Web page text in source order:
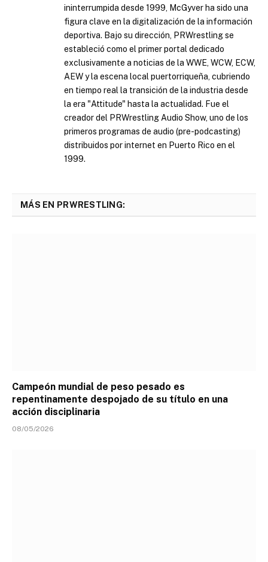
ininterrumpida desde 1999, McGyver ha sido una
figura clave en la digitalización de la información
deportiva. Bajo su dirección, PRWrestling se
estableció como el primer portal dedicado
exclusivamente a noticias de la WWE, WCW, ECW,
AEW y la escena local puertorriqueña, cubriendo
en tiempo real la transición de la industria desde
la era "Attitude" hasta la actualidad. Fue el
creador del PRWrestling Audio Show, uno de los
primeros programas de audio (pre-podcasting)
distribuidos por internet en Puerto Rico en el
1999.
MÁS EN PRWRESTLING:
Campeón mundial de peso pesado es
repentinamente despojado de su título en una
acción disciplinaria
08/05/2026